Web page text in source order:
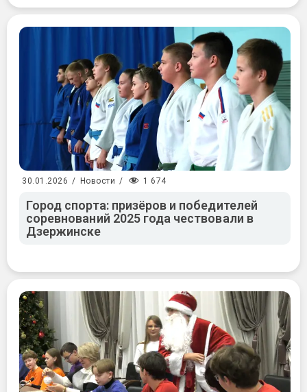
30.01.2026 / Новости / 1 674
Город спорта: призёров и победителей
соревнований 2025 года чествовали в
Дзержинске